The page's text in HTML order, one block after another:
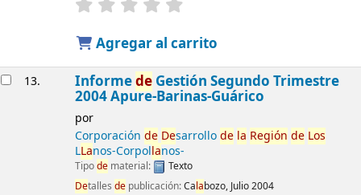
Agregar al carrito
13. InformedeGestión Segundo Trimestre
2004 Apure-Barinas-Guárico
por
Corporación de Desarrollode la Región de Los
LLanos-Corpollanos-
Tipodematerial:
Texto
Detalles depublicación:Calabozo, Julio 2004